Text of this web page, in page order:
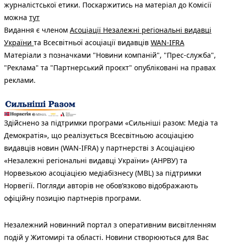
журналістської етики. Поскаржитись на матеріал до Комісії
можна тут
Видання є членом Асоціації Незалежні регіональні видавці
України та Всесвітньої асоціації видавців WAN-IFRA
Матеріали з позначками "Новини компаній", "Прес-служба",
"Реклама" та "Партнерський проєкт" опубліковані на правах
реклами.
Здійснено за підтримки програми «Сильніші разом: Медіа та
Демократія», що реалізується Всесвітньою асоціацією
видавців новин (WAN-IFRA) у партнерстві з Асоціацією
«Незалежні регіональні видавці України» (АНРВУ) та
Норвезькою асоціацією медіабізнесу (MBL) за підтримки
Норвегії. Погляди авторів не обов’язково відображають
офіційну позицію партнерів програми.
Незалежний новинний портал з оперативним висвітленням
подій у Житомирі та області. Новини створюються для Вас